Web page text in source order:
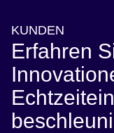
KUNDEN
Erfahren